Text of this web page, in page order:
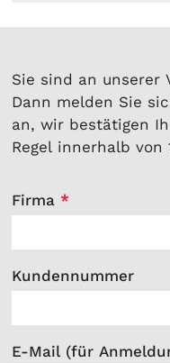
Sie sind an unserer
Dann melden Sie
an, wir bestätigen
Regel innerhalb von
Firma *
Kundennummer
E-Mail (für